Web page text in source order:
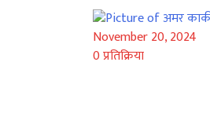
November 20, 2024
0 प्रतिक्रिया